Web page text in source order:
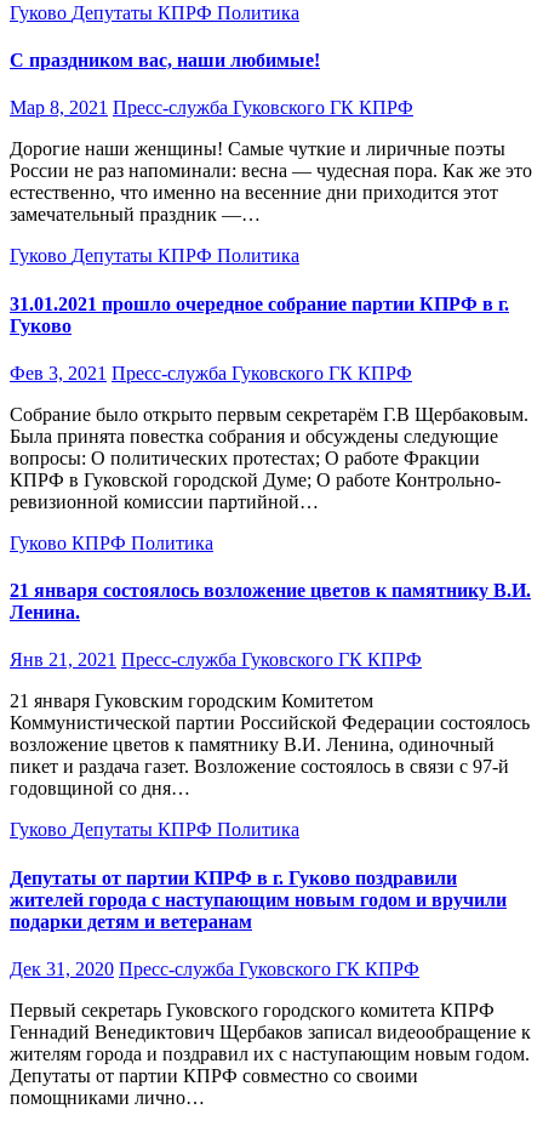
Гуково Депутаты КПРФ Политика
С праздником вас, наши любимые!
Мар 8, 2021 Пресс-служба Гуковского ГК КПРФ
Дорогие наши женщины! Самые чуткие и лиричные поэты
России не раз напоминали: весна — чудесная пора. Как же это
естественно, что именно на весенние дни приходится этот
замечательный праздник —…
Гуково Депутаты КПРФ Политика
31.01.2021 прошло очередное собрание партии КПРФ в г.
Гуково
Фев 3, 2021 Пресс-служба Гуковского ГК КПРФ
Собрание было открыто первым секретарём Г.В Щербаковым.
Была принята повестка собрания и обсуждены следующие
вопросы: О политических протестах; О работе Фракции
КПРФ в Гуковской городской Думе; О работе Контрольно-
ревизионной комиссии партийной…
Гуково КПРФ Политика
21 января состоялось возложение цветов к памятнику В.И.
Ленина.
Янв 21, 2021 Пресс-служба Гуковского ГК КПРФ
21 января Гуковским городским Комитетом
Коммунистической партии Российской Федерации состоялось
возложение цветов к памятнику В.И. Ленина, одиночный
пикет и раздача газет. Возложение состоялось в связи с 97-й
годовщиной со дня…
Гуково Депутаты КПРФ Политика
Депутаты от партии КПРФ в г. Гуково поздравили
жителей города с наступающим новым годом и вручили
подарки детям и ветеранам
Дек 31, 2020 Пресс-служба Гуковского ГК КПРФ
Первый секретарь Гуковского городского комитета КПРФ
Геннадий Венедиктович Щербаков записал видеообращение к
жителям города и поздравил их с наступающим новым годом.
Депутаты от партии КПРФ совместно со своими
помощниками лично…